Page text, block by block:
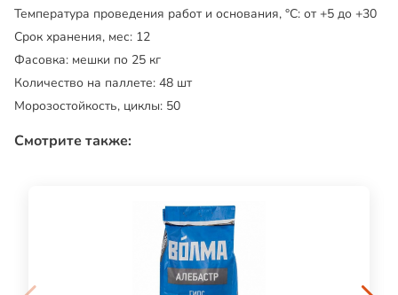
Температура проведения работ и основания, °C: от +5 до +30
Срок хранения, мес: 12
Фасовка: мешки по 25 кг
Количество на паллете: 48 шт
Морозостойкость, циклы: 50
Смотрите также: